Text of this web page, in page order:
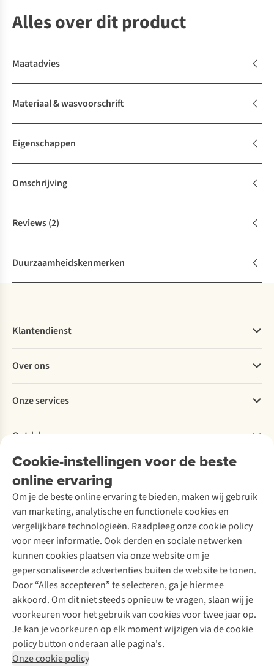
Alles over dit product
Maatadvies
Materiaal & wasvoorschrift
Eigenschappen
Omschrijving
Reviews(2)
Duurzaamheidskenmerken
Cookie-instellingen voor de beste
online ervaring
Om je de beste online ervaring te bieden, maken wij gebruik
van marketing, analytische en functionele cookies en
vergelijkbare technologieën. Raadpleeg onze cookie policy
voor meer informatie. Ook derden en sociale netwerken
kunnen cookies plaatsen via onze website om je
gepersonaliseerde advertenties buiten de website te tonen.
Door “Alles accepteren” te selecteren, ga je hiermee
akkoord. Om dit niet steeds opnieuw te vragen, slaan wij je
voorkeuren voor het gebruik van cookies voor twee jaar op.
Je kan je voorkeuren op elk moment wijzigen via de cookie
policy button onderaan alle pagina's.
Onze cookie policy
Klantendienst
Bestellen
Betalen
Levering
Retourneren
Bestelling herroepen
Garantie
Contact
Over ons
Explore More
Verantwoord ondernemen
Over Ayacucho
Onze winkels
Over A.S.Adventure
Toegankelijkheidsverklaring
Onze services
Ski-onderhoud
Wasservice
Schoenonderhoud
Schoenherstelling
Kledingherstelling
Retouches
Voor bedrijven
Ontdek
A.S.Magazine
Podcast
Explore Academy
Explore Camp
Gear Check
Inspiratie & advies
Meld je aan voor de nieuwsbrief
Follow us
Disclaimer Privacy Policy
Algemene voorwaarden
Cookie Policy